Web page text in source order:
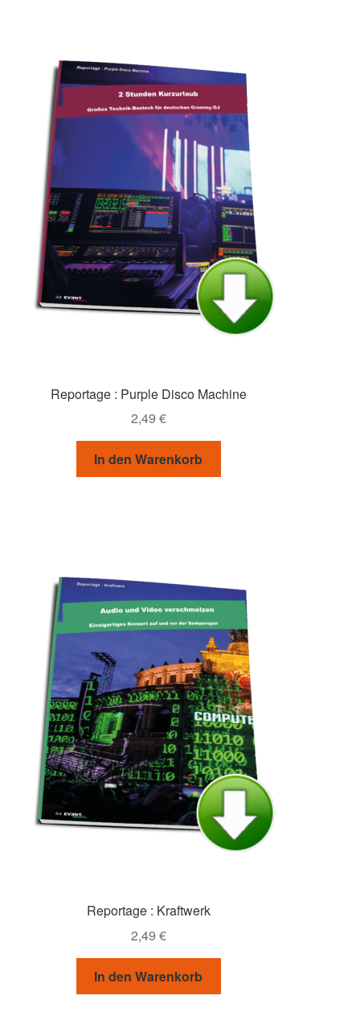
Reportage : Purple Disco Machine
2,49 €
In den Warenkorb
Reportage : Kraftwerk
2,49 €
In den Warenkorb